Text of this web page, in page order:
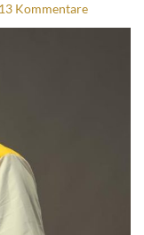
13 Kommentare